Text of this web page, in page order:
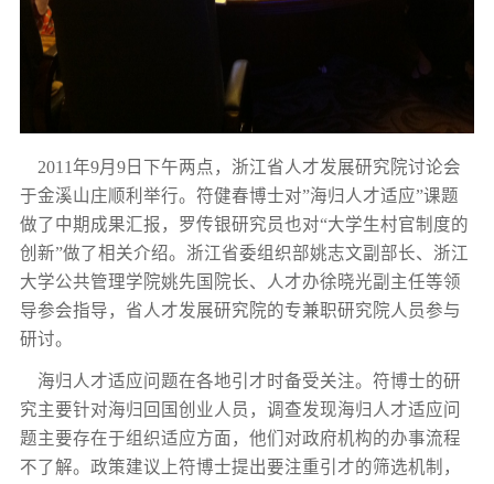
2011年9月9日下午两点，浙江省人才发展研究院讨论会
于金溪山庄顺利举行。符健春博士对”海归人才适应”课题
做了中期成果汇报，罗传银研究员也对“大学生村官制度的
创新”做了相关介绍。浙江省委组织部姚志文副部长、浙江
大学公共管理学院姚先国院长、人才办徐晓光副主任等领
导参会指导，省人才发展研究院的专兼职研究院人员参与
研讨。
海归人才适应问题在各地引才时备受关注。符博士的研
究主要针对海归回国创业人员，调查发现海归人才适应问
题主要存在于组织适应方面，他们对政府机构的办事流程
不了解。政策建议上符博士提出要注重引才的筛选机制，